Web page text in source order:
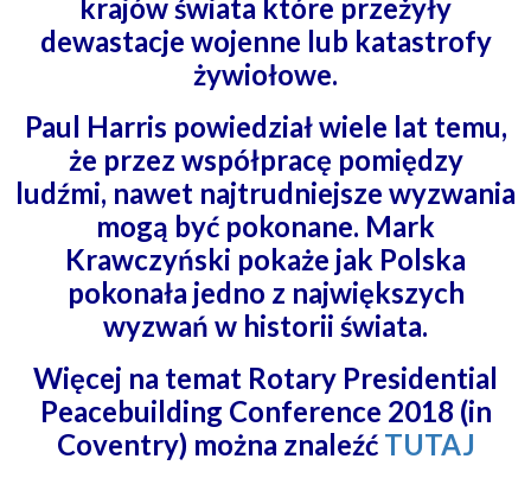
krajów świata które przeżyły
dewastacje wojenne lub katastrofy
żywiołowe.
Paul Harris powiedział wiele lat temu,
że przez współpracę pomiędzy
ludźmi, nawet najtrudniejsze wyzwania
mogą być pokonane. Mark
Krawczyński pokaże jak Polska
pokonała jedno z największych
wyzwań w historii świata.
Więcej na temat Rotary Presidential
Peacebuilding Conference 2018 (in
Coventry) można znaleźć TUTAJ